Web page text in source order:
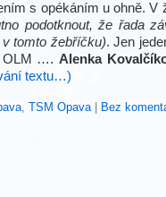
s opékáním u ohně. V
podotknout, že řada
tomto žebříčku). Jen
OLM ….Alenka
textu…)
, TSM Opava| Bez